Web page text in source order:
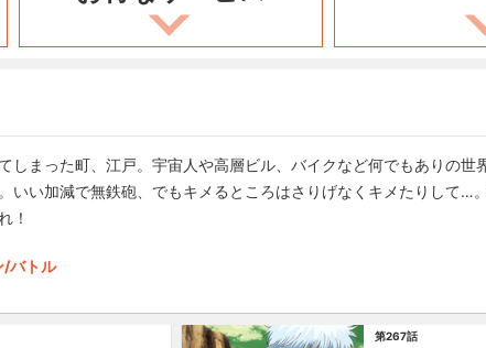
しまった町、江戸。宇宙人や高層ビル、バイクなど何でもありの世
いい加減で無鉄砲、でもキメるところはさりげなくキメたりして…
！
/バトル
第267話